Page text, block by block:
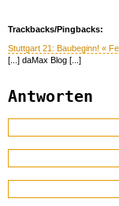
Trackbacks/Pingbacks:
Stuttgart 21: Baubeginn! «
[...] daMax Blog [...]
Antworten